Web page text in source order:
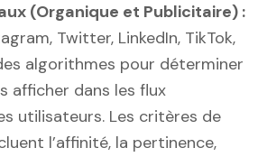
(Organique et Publicitaire) :
Twitter, LinkedIn, TikTok,
algorithmes pour déterminer
afficher dans les flux
utilisateurs. Les critères de
l’affinité, la pertinence,